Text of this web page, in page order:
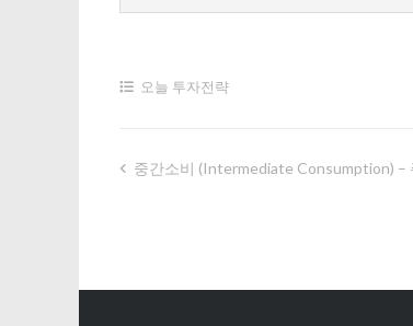
오늘 투자전략
글
비
중간소비 (intermediate Consumption) –